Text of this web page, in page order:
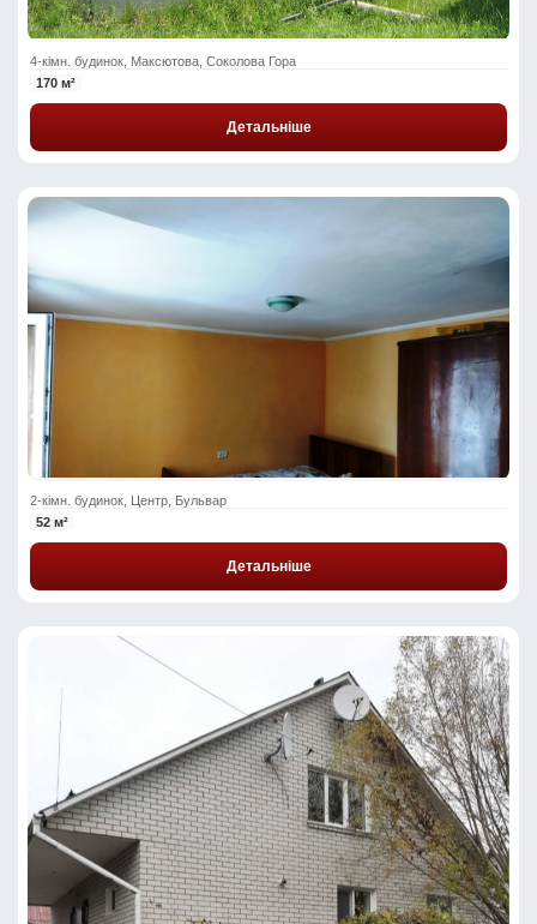
4-кімн. будинок, Максютова, Соколова Гора
170 м²
Детальніше
2-кімн. будинок, Центр, Бульвар
52 м²
Детальніше